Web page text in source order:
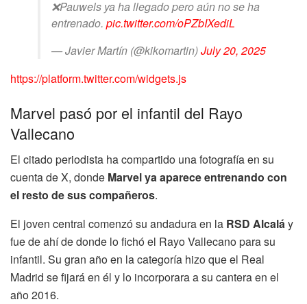
❌Pauwels ya ha llegado pero aún no se ha
entrenado. pic.twitter.com/oPZbIXediL
— Javier Martín (@kikomartin)July 20, 2025
https://platform.twitter.com/widgets.js
Marvel pasó por el infantil del Rayo
Vallecano
El citado periodista ha compartido una fotografía en su
cuenta de X, donde Marvel ya aparece entrenando con
el resto de sus compañeros.
El joven central comenzó su andadura en la RSD Alcaláy
fue de ahí de donde lo fichó el Rayo Vallecano para su
infantil. Su gran año en la categoría hizo que el Real
Madrid se fijará en él y lo incorporara a su cantera en el
año 2016.